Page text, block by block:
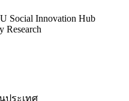
Social Innovation Hub
Research
ประเทศ